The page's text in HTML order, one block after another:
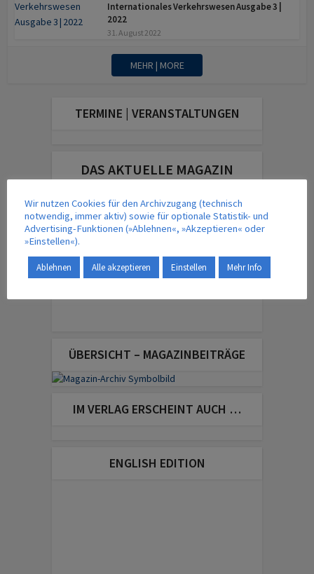
Internationales Verkehrswesen Ausgabe 3 |
2022
31. August 2022
MEHR | MORE
TERMINE | VERANSTALTUNGEN
DAS AKTUELLE MAGAZIN
ÜBERSICHT – MAGAZINBEITRÄGE
IM VERLAG ERSCHEINT AUCH …
ENGLISH EDITION
Wir nutzen Cookies für den Archivzugang (technisch
notwendig, immer aktiv) sowie für optionale Statistik- und
Advertising-Funktionen (»Ablehnen«, »Akzeptieren« oder
»Einstellen«).
Ablehnen Alle akzeptieren Einstellen Mehr Info